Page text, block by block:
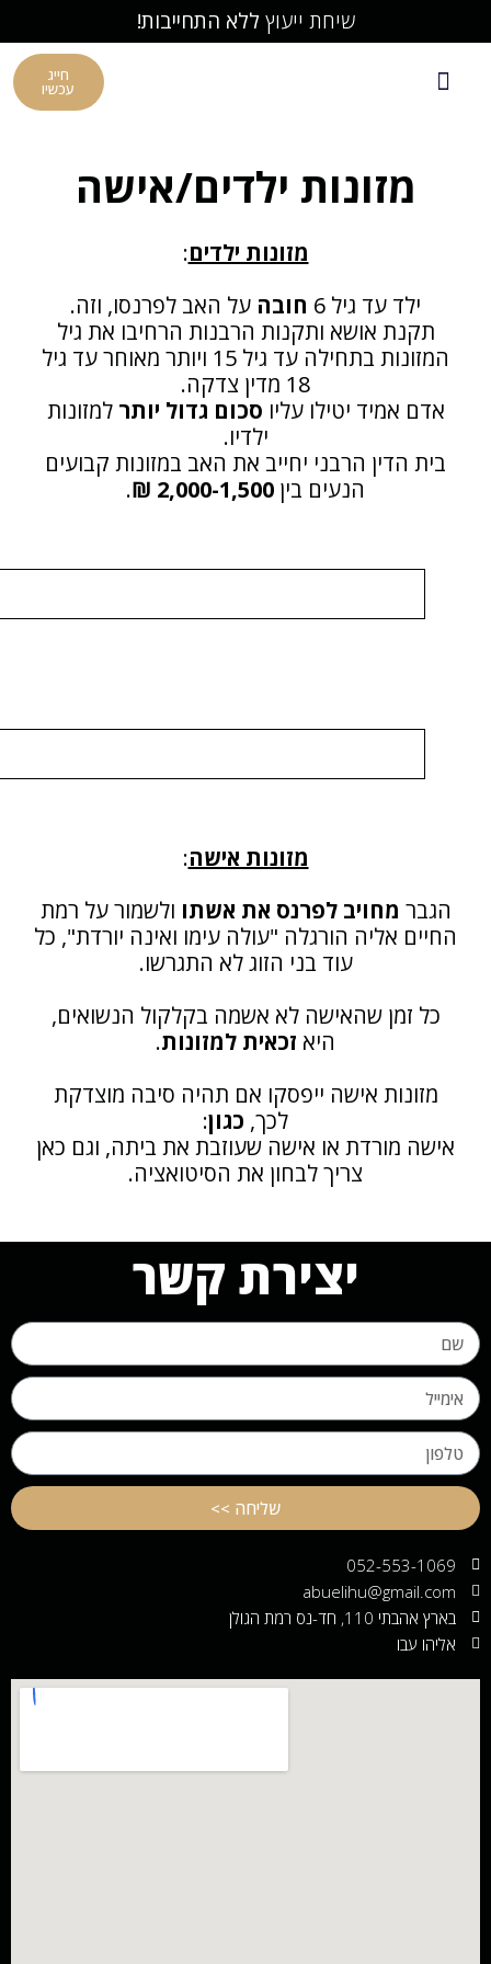
שיחת ייעוץ ללא התחייבות!
חייג
עכשיו
מזונות ילדים/אישה
מזונות ילדים:
ילד עד גיל 6 חובהעל האב לפרנסו, וזה.
תקנת אושא ותקנות הרבנות הרחיבו את גיל
המזונות בתחילה עד גיל 15 ויותר מאוחר עד גיל
אדם אמיד יטילו עליו סכום גדול יותר למזונות
ילדיו.
בית הדין הרבני יחייב את האב במזונות קבועים
הנעים בין2,000-1,500 ₪
.
מזונות אישה:
מחויב לפרנס את אשתוולשמור על רמת
אליה הורגלה "עולה עימו ואינה יורדת", כל
עוד בני הזוג לא התגרשו.
כל זמן שהאישה לא אשמה בקלקול הנשואים,
זכאית למזונות.
מזונות אישה ייפסקו אם תהיה סיבה מוצדקת
כגון:
מורדת או אישה שעוזבת את ביתה, וגם כאן
צריך לבחון את הסיטואציה.
יצירת קשר
שליחה >>
052-553-
אהבתי 110, חד-נס רמת הגולן
עבו